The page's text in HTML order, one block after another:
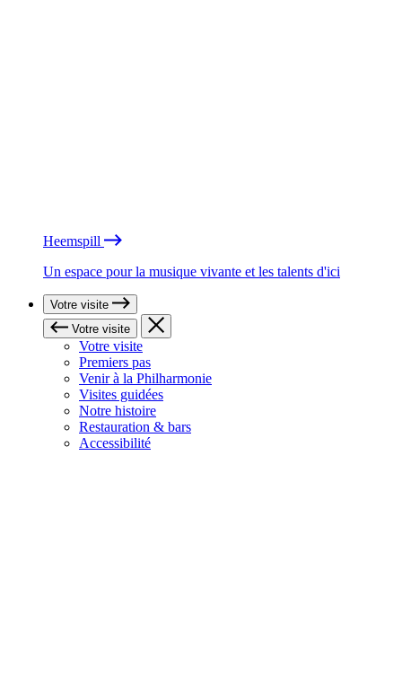
Heemspill
Un espace pour la musique vivante et les talents d'ici
Votre visite
Votre visite
Votre visite
Premiers pas
Venir à la Philharmonie
Visites guidées
Notre histoire
Restauration & bars
Accessibilité